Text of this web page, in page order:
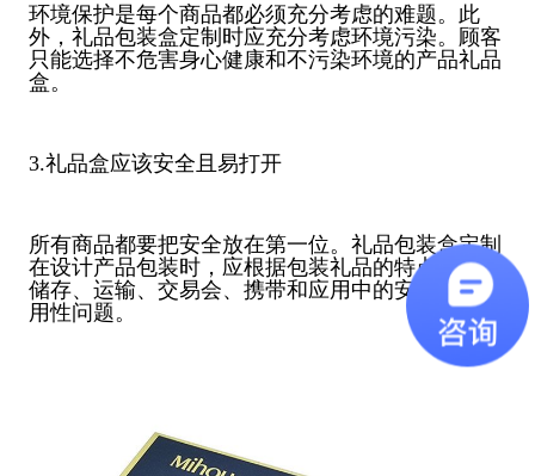
环境保护是每个商品都必须充分考虑的难题。此
外，礼品包装盒定制时应充分考虑环境污染。顾客
只能选择不危害身心健康和不污染环境的产品礼品
盒。
3.礼品盒应该安全且易打开
所有商品都要把安全放在第一位。礼品包装盒定制
在设计产品包装时，应根据包装礼品的特点，考虑
储存、运输、交易会、携带和应用中的安全性和易
用性问题。